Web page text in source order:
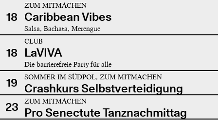
18
ZUM MITMACHEN
Caribbean Vibes
Salsa, Bachata, Merengue
18
CLUB
LaVIVA
Die barrierefreie Party für alle
19 SOMMER IM SÜDPOL, ZUM MITMACHEN
Crashkurs Selbstverteidigung
23
ZUM MITMACHEN
Pro Senectute Tanznachmittag